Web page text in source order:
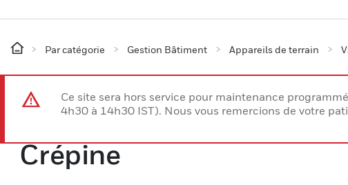
Par catégorie Gestion Bâtiment Appareils de terrain
Ce site sera hors service pour maintenance
4h30 à 14h30 IST). Nous vous remercions de votre
Crépine